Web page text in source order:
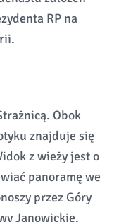
RP na
Obok
znajduje się
z wieży jest o
panoramę we
przez Góry
Janowickie.